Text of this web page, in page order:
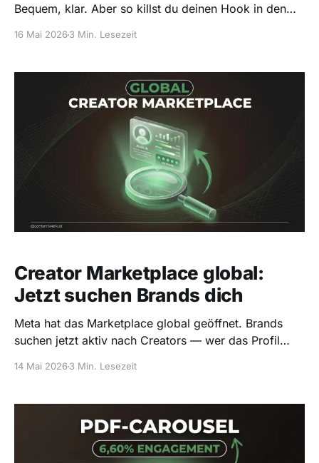
Bequem, klar. Aber so killst du deinen Hook in den
16 Mai 20263 Min. Lesezeit
Creator Marketplace global:
Jetzt suchen Brands dich
Meta hat das Marketplace global geöffnet. Brands
suchen jetzt aktiv nach Creators — wer das Profil
14 Mai 20263 Min. Lesezeit